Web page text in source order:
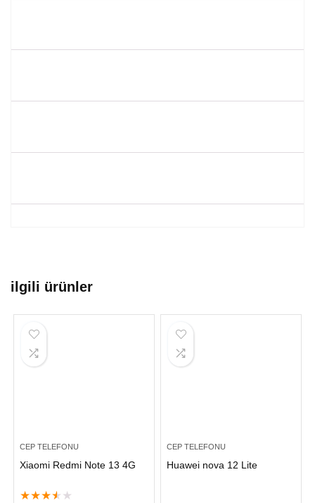
ilgili ürünler
CEP TELEFONU
Xiaomi Redmi Note 13 4G
★★★★ ★
CEP TELEFONU
Huawei nova 12 Lite